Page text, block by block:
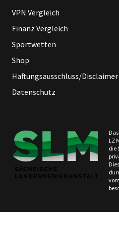
VPN Vergleich
Finanz Vergleich
Sportwetten
Shop
Haftungsausschluss/Disclaimer
Datenschutz
LZ
die